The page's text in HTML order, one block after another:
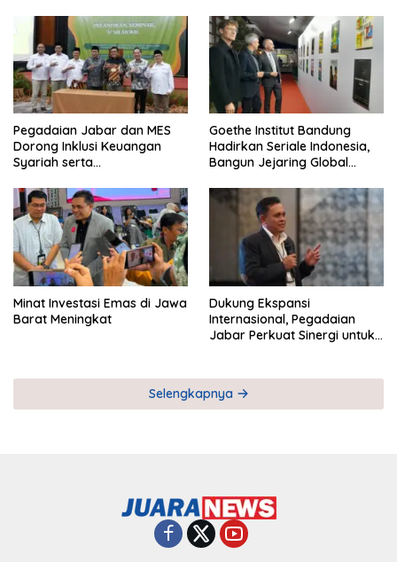
Pegadaian Jabar dan MES
Dorong Inklusi Keuangan
Syariah serta
Goethe Institut Bandung
Hadirkan Seriale Indonesia,
Bangun Jejaring Global
Minat Investasi Emas di Jawa
Barat Meningkat
Dukung Ekspansi
Internasional, Pegadaian
Jabar Perkuat Sinergi untuk
Selengkapnya